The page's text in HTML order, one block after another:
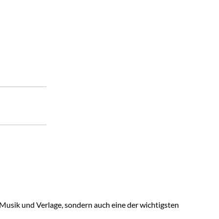
und Verlage, sondern auch eine der wichtigsten